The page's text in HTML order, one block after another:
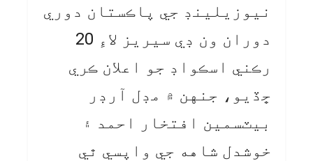
نيوزيلينڊ جي پاڪستان دوري
دوران ون ڊي سيريز لاءِ 20
رڪني اسڪواڊ جو اعلان ڪري
ڇڏيو، جنهن ۾ مڊل آرڊر
بيٽسمين افتخار احمد ۽
خوشدل شاهه جي واپسي ٿي